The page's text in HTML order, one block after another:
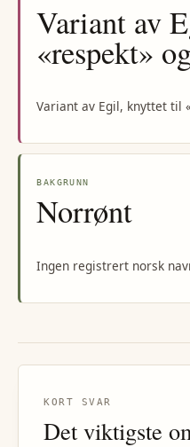
Variant av
«respekt»
Variant av Egil, knyttet til
BAKGRUNN
Norrønt
Ingen registrert norsk
KORT SVAR
Det viktigste